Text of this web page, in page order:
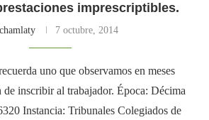
imprescriptibles.
chamlaty 7 octubre, 2014
uno que observamos en meses
de inscribir al trabajador. Época: Décima
Instancia: Tribunales Colegiados de